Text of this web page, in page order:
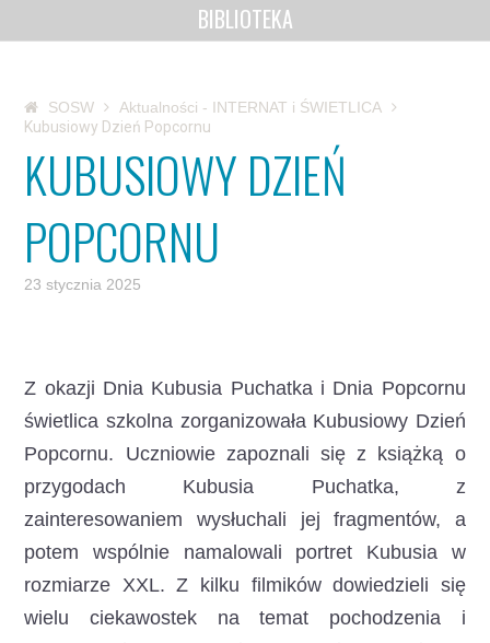
BIBLIOTEKA
SOSW
Aktualności - INTERNAT i ŚWIETLICA
Kubusiowy Dzień Popcornu
KUBUSIOWY DZIEŃ
POPCORNU
23 stycznia 2025
Z okazji Dnia Kubusia Puchatka i Dnia Popcornu
świetlica szkolna zorganizowała Kubusiowy Dzień
Popcornu. Uczniowie zapoznali się z książką o
przygodach Kubusia Puchatka, z
zainteresowaniem wysłuchali jej fragmentów, a
potem wspólnie namalowali portret Kubusia w
rozmiarze XXL. Z kilku filmików dowiedzieli się
wielu ciekawostek na temat pochodzenia i